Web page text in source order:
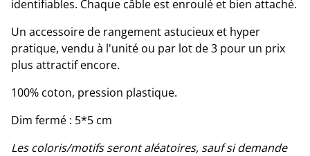
identifiables. Chaque câble est enroulé et bien attaché.
Un accessoire de rangement astucieux et hyper
pratique, vendu à l'unité ou par lot de 3 pour un prix
plus attractif encore.
100% coton, pression plastique.
Dim fermé : 5*5 cm
Les coloris/motifs seront aléatoires, sauf si demande